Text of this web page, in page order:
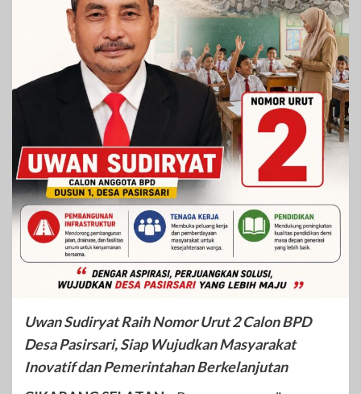
Uwan Sudiryat Raih Nomor Urut 2 Calon BPD
Desa Pasirsari, Siap Wujudkan Masyarakat
Inovatif dan Pemerintahan Berkelanjutan